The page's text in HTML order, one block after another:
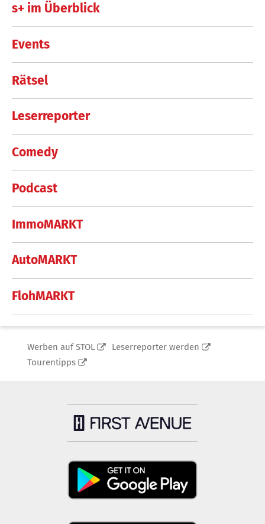
s+ im Überblick
Events
Rätsel
Leserreporter
Comedy
Podcast
ImmoMARKT
AutoMARKT
FlohMARKT
Werben auf STOL
Leserreporter werden
Tourentipps